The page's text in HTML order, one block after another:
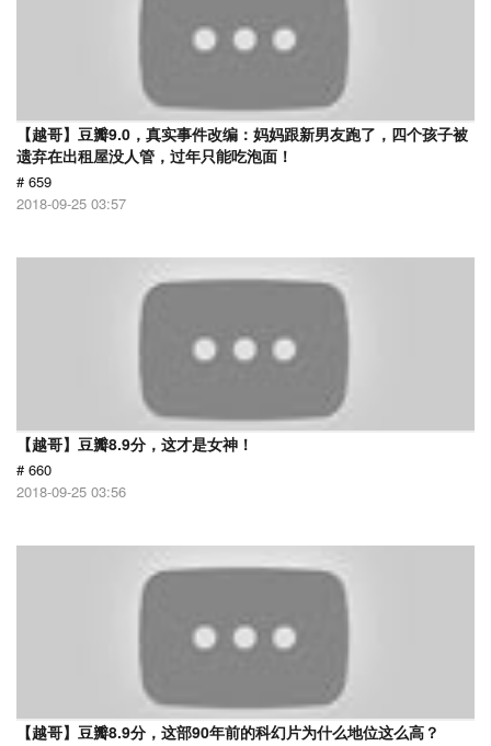
【越哥】豆瓣9.0，真实事件改编：妈妈跟新男友跑了，四个孩子被
遗弃在出租屋没人管，过年只能吃泡面！
# 659
2018-09-25 03:57
【越哥】豆瓣8.9分，这才是女神！
# 660
2018-09-25 03:56
【越哥】豆瓣8.9分，这部90年前的科幻片为什么地位这么高？